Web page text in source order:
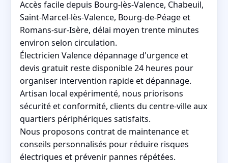
Accès facile depuis Bourg-lès-Valence, Chabeuil,
Saint-Marcel-lès-Valence, Bourg-de-Péage et
Romans-sur-Isère, délai moyen trente minutes
environ selon circulation.
Électricien Valence dépannage d'urgence et
devis gratuit reste disponible 24 heures pour
organiser intervention rapide et dépannage.
Artisan local expérimenté, nous priorisons
sécurité et conformité, clients du centre-ville aux
quartiers périphériques satisfaits.
Nous proposons contrat de maintenance et
conseils personnalisés pour réduire risques
électriques et prévenir pannes répétées.